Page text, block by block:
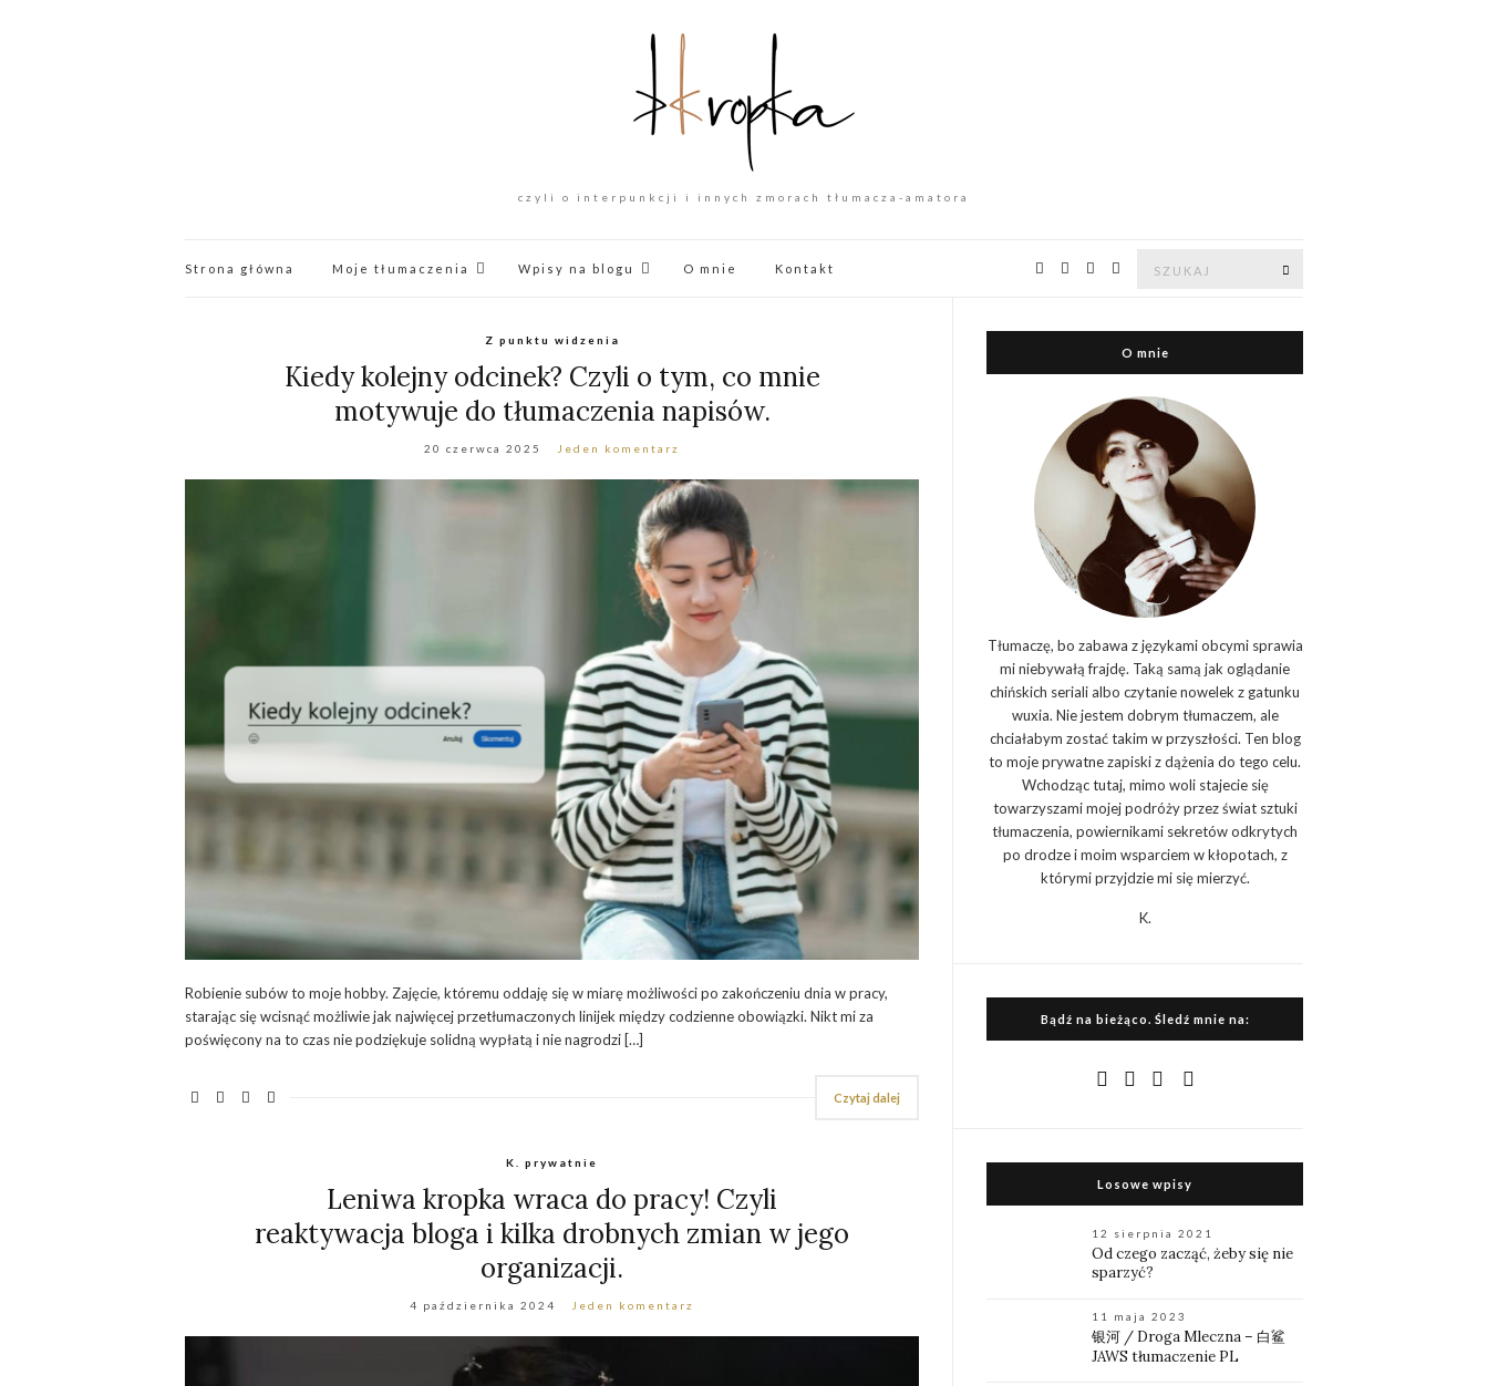
czyli o interpunkcji i innych zmorach tłumacza-amatora
Strona główna Moje tłumaczenia Wpisy na blogu O mnie Kontakt
Z punktu widzenia
Kiedy kolejny odcinek? Czyli o tym, co mnie
motywuje do tłumaczenia napisów.
20 czerwca 2025 Jeden komentarz
Robienie subów to moje hobby. Zajęcie, któremu oddaję się w miarę możliwości po zakończeniu dnia w pracy,
starając się wcisnąć możliwie jak najwięcej przetłumaczonych linijek między codzienne obowiązki. Nikt mi za
poświęcony na to czas nie podziękuje solidną wypłatą i nie nagrodzi […]
Czytaj dalej
K. prywatnie
Leniwa kropka wraca do pracy! Czyli
reaktywacja bloga i kilka drobnych zmian w jego
organizacji.
4 października 2024 Jeden komentarz
O mnie
Tłumaczę, bo zabawa z językami obcymi sprawia
mi niebywałą frajdę. Taką samą jak oglądanie
chińskich seriali albo czytanie nowelek z gatunku
wuxia. Nie jestem dobrym tłumaczem, ale
chciałabym zostać takim w przyszłości. Ten blog
to moje prywatne zapiski z dążenia do tego celu.
Wchodząc tutaj, mimo woli stajecie się
towarzyszami mojej podróży przez świat sztuki
tłumaczenia, powiernikami sekretów odkrytych
po drodze i moim wsparciem w kłopotach, z
którymi przyjdzie mi się mierzyć.
K.
Bądź na bieżąco. Śledź mnie na:
Losowe wpisy
12 sierpnia 2021
Od czego zacząć, żeby się nie
sparzyć?
11 maja 2023
银河 / Droga Mleczna – 白鲨
JAWS tłumaczenie PL